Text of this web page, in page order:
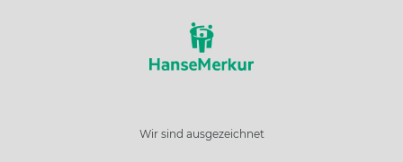
Wir sind ausgezeichnet